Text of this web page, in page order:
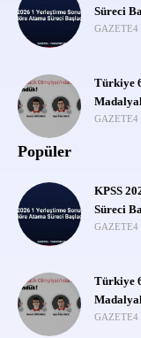
Süreci
GAZETE4
Türkiye
GAZETE4
Popüler
KPSS
Süreci
GAZETE4
Türkiye
GAZETE4